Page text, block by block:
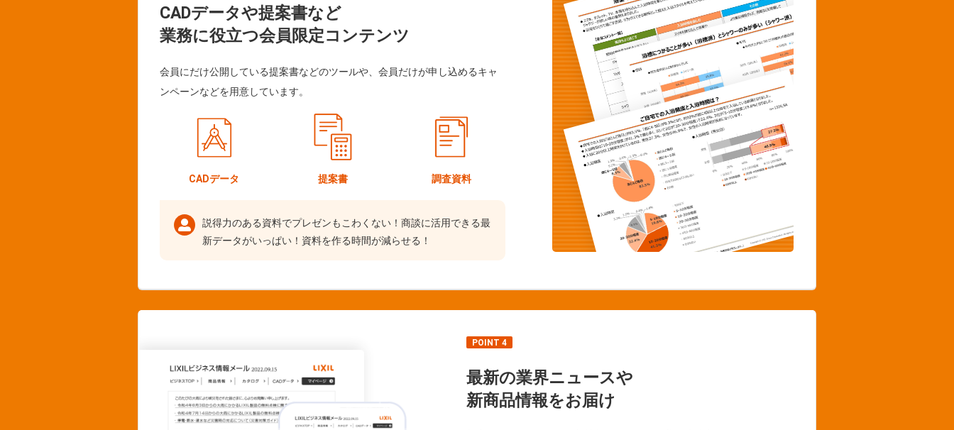
CADデータや提案書など
業務に役立つ会員限定コンテンツ
会員にだけ公開している提案書などのツールや、会員だけが申し込めるキャ
ンペーンなどを用意しています。
CADデータ 提案書 調査資料
説得力のある資料でプレゼンもこわくない！商談に活用できる最
新データがいっぱい！資料を作る時間が減らせる！
POINT 4
最新の業界ニュースや
新商品情報をお届け